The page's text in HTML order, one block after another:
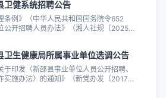
卫健系统招聘公告
条例》（中华人民共和国国务院令652
公开招聘人员办法》（湘人社规〔2025〕
卫生健康局所属事业单位选调公告
印发〈新邵县事业单位人员公开招聘、
实施办法〉的通知》（新党办发〔2017〕